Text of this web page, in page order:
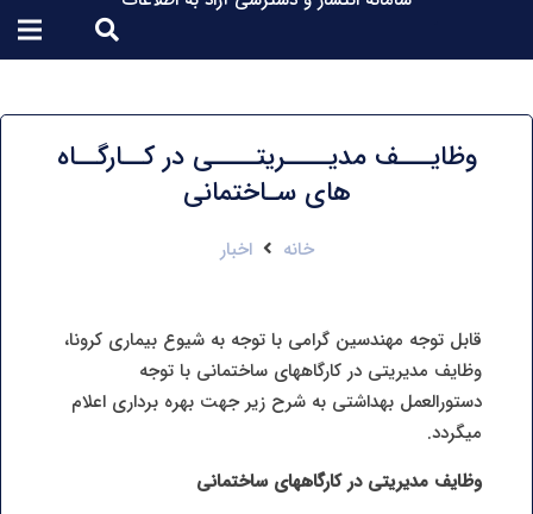
وظایـــف مدیــــریتــــی در کــارگــاه
های سـاختمانی
خانه اخبار
قابل توجه مهندسین گرامی با توجه به شیوع بیماری کرونا،
وظایف مدیریتی در کارگاههای ساختمانی با توجه
دستورالعمل بهداشتی به شرح زیر جهت بهره برداری اعلام
میگردد.
وظایف مدیریتی در کارگاههای ساختمانی